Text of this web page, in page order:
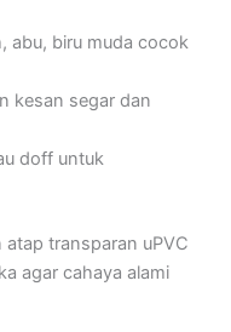
abu, biru muda cocok
kesan segar dan
doff untuk
atap transparan uPVC
agar cahaya alami